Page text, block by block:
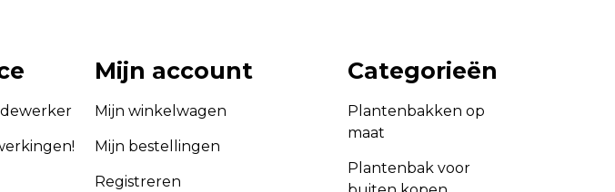
Mijn account
Mijn winkelwagen
Mijn bestellingen
Registreren
Categorieën
Plantenbakken op
maat
Plantenbak voor